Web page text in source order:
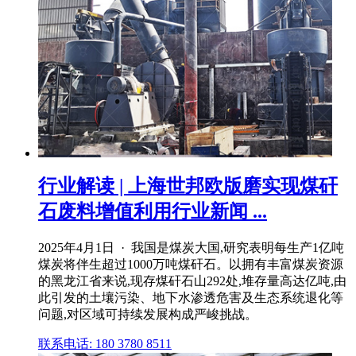
行业解读 | 上海世邦欧版磨实现煤矸
石废料增值利用行业新闻 ...
2025年4月1日 · 我国是煤炭大国,研究表明每生产1亿吨
煤炭将伴生超过1000万吨煤矸石。以拥有丰富煤炭资源
的黑龙江省来说,现存煤矸石山292处,堆存量高达亿吨,由
此引发的土壤污染、地下水渗透危害及生态系统退化等
问题,对区域可持续发展构成严峻挑战。
联系电话: 180 3780 8511